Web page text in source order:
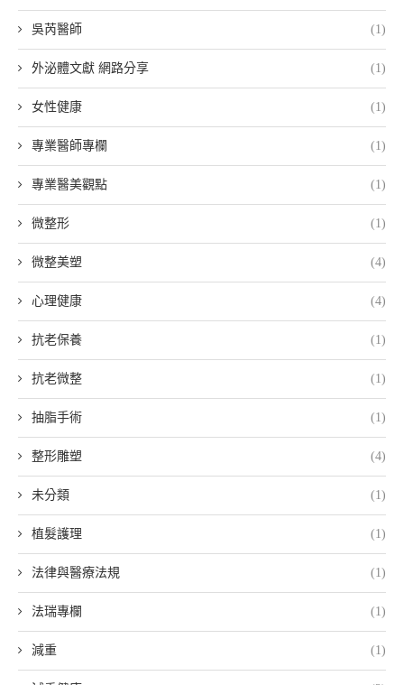
吳芮醫師 (1)
外泌體文獻 網路分享 (1)
女性健康 (1)
專業醫師專欄 (1)
專業醫美觀點 (1)
微整形 (1)
微整美塑 (4)
心理健康 (4)
抗老保養 (1)
抗老微整 (1)
抽脂手術 (1)
整形雕塑 (4)
未分類 (1)
植髮護理 (1)
法律與醫療法規 (1)
法瑞專欄 (1)
減重 (1)